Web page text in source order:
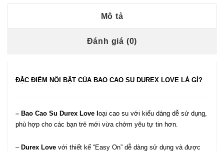
Mô tả
Đánh giá (0)
ĐẶC ĐIỂM NỔI BẬT CỦA BAO CAO SU DUREX LOVE LÀ GÌ?
– Bao Cao Su Durex Love l oại cao su với kiểu dáng dễ sử dụng,
phù hợp cho các bạn trẻ mới vừa chớm yêu tự tin hơn.
– Durex Love với thiết kế “Easy On” dễ dàng sử dụng và được